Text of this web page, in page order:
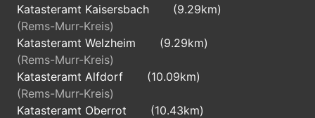
Katasteramt Kaisersbach
(9.29km)
(Rems-Murr-Kreis)
Katasteramt Welzheim
(9.29km)
(Rems-Murr-Kreis)
Katasteramt Alfdorf
(10.09km)
(Rems-Murr-Kreis)
Katasteramt Oberrot
(10.43km)